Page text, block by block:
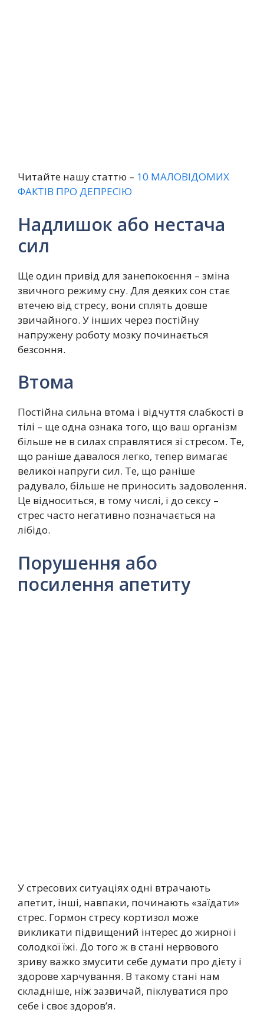
Читайте нашу статтю – 10 МАЛОВІДОМИХ
ФАКТІВ ПРО ДЕПРЕСІЮ
Надлишок або нестача
сил
Ще один привід для занепокоєння – зміна
звичного режиму сну. Для деяких сон стає
втечею від стресу, вони сплять довше
звичайного. У інших через постійну
напружену роботу мозку починається
безсоння.
Втома
Постійна сильна втома і відчуття слабкості в
тілі – ще одна ознака того, що ваш організм
більше не в силах справлятися зі стресом. Те,
що раніше давалося легко, тепер вимагає
великої напруги сил. Те, що раніше
радувало, більше не приносить задоволення.
Це відноситься, в тому числі, і до сексу –
стрес часто негативно позначається на
лібідо.
Порушення або
посилення апетиту
У стресових ситуаціях одні втрачають
апетит, інші, навпаки, починають «заїдати»
стрес. Гормон стресу кортизол може
викликати підвищений інтерес до жирної і
солодкої їжі. До того ж в стані нервового
зриву важко змусити себе думати про дієту і
здорове харчування. В такому стані нам
складніше, ніж зазвичай, піклуватися про
себе і своє здоров’я.